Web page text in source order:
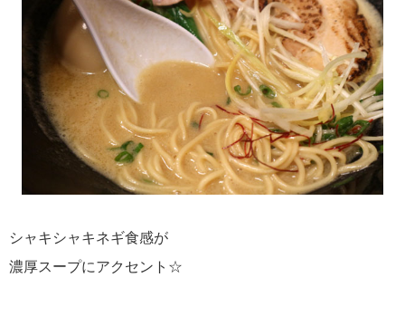
シャキシャキネギ食感が
濃厚スープにアクセント☆